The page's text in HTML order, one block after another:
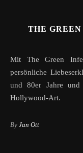
THE
Mit The Green Inferno erschuf Regisseur Eli Roth seine
persönliche
und 80er Jahre und
Hollywood-Art.
By Jan Ott